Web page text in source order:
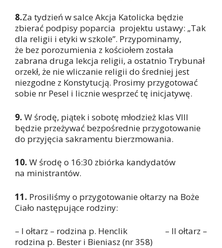
8.Za tydzień w salce Akcja Katolicka będzie
zbierać podpisy poparcia projektu ustawy: „Tak
dla religii i etyki w szkole”. Przypominamy,
że bez porozumienia z kościołem została
zabrana druga lekcja religii, a ostatnio Trybunał
orzekł, że nie wliczanie religii do średniej jest
niezgodne z Konstytucją. Prosimy przygotować
sobie nr Pesel i licznie wesprzeć tę inicjatywę.
9. W środę, piątek i sobotę młodzież klas VIII
będzie przeżywać bezpośrednie przygotowanie
do przyjęcia sakramentu bierzmowania.
10. W środę o 16:30 zbiórka kandydatów
na ministrantów.
11. Prosiliśmy o przygotowanie ołtarzy na Boże
Ciało następujące rodziny:
– I ołtarz – rodzina p. Henclik – II ołtarz –
rodzina p. Bester i Bieniasz (nr 358)